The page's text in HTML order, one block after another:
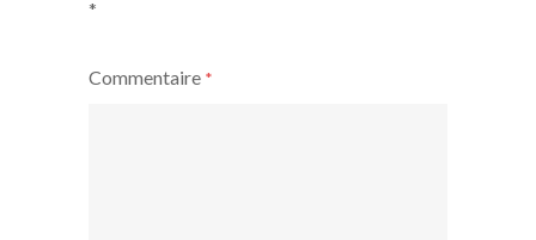
*
Commentaire *